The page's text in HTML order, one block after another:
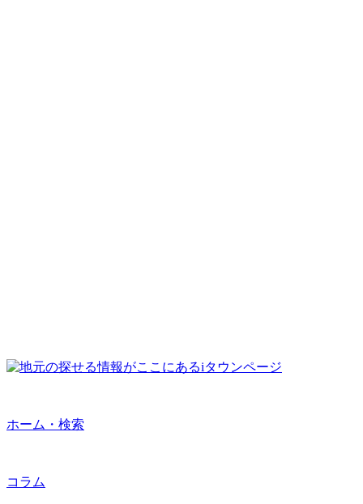
ホーム・検索
コラム